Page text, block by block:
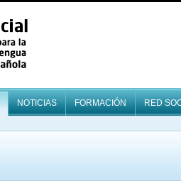
NOTICIAS FORMACIÓN RED